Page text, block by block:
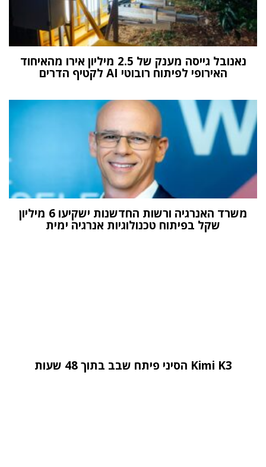
נאנובל גייסה מענק של 2.5 מיליון אירו מהאיחוד
האירופי לפיתוח רובוטי AI לקטיף הדרים
משרד האנרגיה ורשות החדשנות ישקיעו 6 מיליון
שקל בפיתוח טכנולוגיות אנרגיה ימית
Kimi K3 הסיני פיתח שבב בתוך 48 שעות